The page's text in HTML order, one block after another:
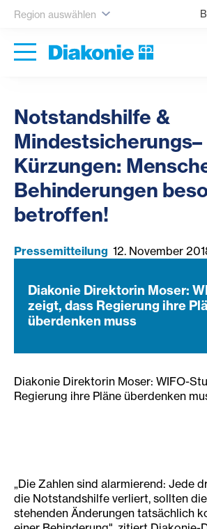
Region auswählen
Notstandshilfe &
Mindestsicherungs–
Kürzungen:
Behinderungen
betroffen!
Pressemitteilung 12. November
Diakonie Direktorin Moser:
zeigt, dass Regierung ihre
überdenken muss
Diakonie Direktorin Moser: WIFO-
Regierung ihre Pläne überdenken
„Die Zahlen sind alarmierend: Jede
die Notstandshilfe verliert, sollten
stehenden Änderungen tatsächlich